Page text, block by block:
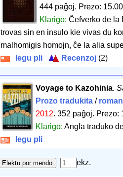
444 paĝoj. Prezo:
Klarigo: Ĉefverko de la
trovas sin en insulo kie vivas du
malhomigis homojn, ĉe la alia
legu pli
Recenzoj (2)
Voyage to Kazohinia.
Prozo tradukita /
2012.352 paĝoj. Prezo:
Klarigo:Angla traduko
legu pli
ekz.